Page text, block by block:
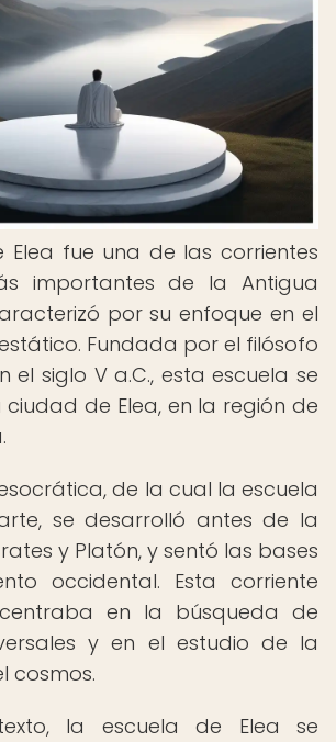
Elea fue una de las corrientes
importantes de la Antigua
por su enfoque en el
Fundada por el filósofo
el siglo V a.C., esta escuela se
de Elea, en la región de
de la cual la escuela
se desarrolló antes de la
y Platón, y sentó las bases
occidental. Esta corriente
en la búsqueda de
y en el estudio de la
cosmos.
la escuela de Elea se